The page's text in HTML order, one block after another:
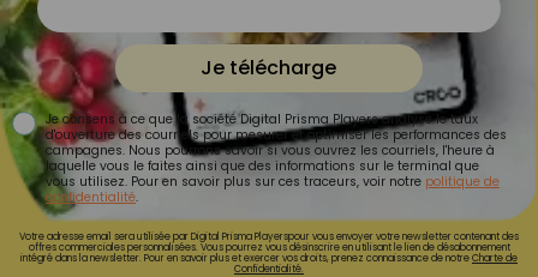
Je télécharge
Je consens à ce que la société Digital Prisma Players analyse le taux
d'ouverture des courriels pour mesurer et optimiser les performances des
campagnes. Nous pourrons savoir si vous ouvrez les courriels, l'heure à
laquelle vous le faites ainsi que des informations sur le terminal que
vous utilisez. Pour en savoir plus sur ces traceurs, voir notre politique de
confidentialité.
Votre adresse email sera utilisée par Digital Prisma Playerspour vous envoyer votre newsletter contenant des
offres commerciales personnalisées. Vous pourrez vous désinscrire en utilisant le lien de désabonnement
intégré dans la newsletter. Pour en savoir plus et exercer vos droits, prenez connaissance de notreCharte de
Confidentialité.